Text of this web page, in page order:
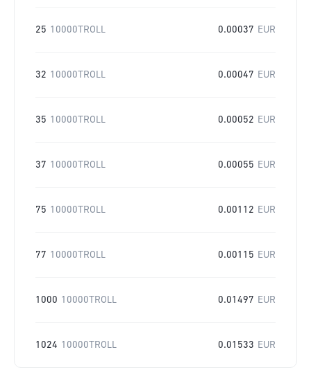
25 10000TROLL 0.00037 EUR
32 10000TROLL 0.00047 EUR
35 10000TROLL 0.00052 EUR
37 10000TROLL 0.00055 EUR
75 10000TROLL 0.00112 EUR
77 10000TROLL 0.00115 EUR
1000 10000TROLL 0.01497 EUR
1024 10000TROLL 0.01533 EUR